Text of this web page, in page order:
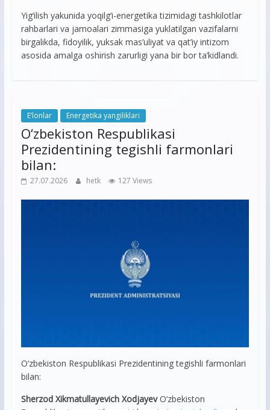
Yig‘ilish yakunida yoqilg‘i-energetika tizimidagi tashkilotlar
rahbarlari va jamoalari zimmasiga yuklatilgan vazifalarni
birgalikda, fidoyilik, yuksak mas’uliyat va qat’iy intizom
asosida amalga oshirish zarurligi yana bir bor ta’kidlandi.
E’lonlar Energetika yangiliklari
O‘zbekiston Respublikasi
Prezidentining tegishli farmonlari
bilan:
27.07.2026 hetk 127 Views
O‘zbekiston Respublikasi Prezidentining tegishli farmonlari
bilan:
Sherzod Xikmatullayevich XodjayevO‘zbekiston